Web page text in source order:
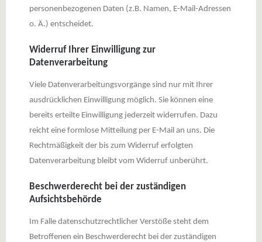
personenbezogenen Daten (z.B. Namen, E-Mail-Adressen
o. Ä.) entscheidet.
Widerruf Ihrer Einwilligung zur
Datenverarbeitung
Viele Datenverarbeitungsvorgänge sind nur mit Ihrer
ausdrücklichen Einwilligung möglich. Sie können eine
bereits erteilte Einwilligung jederzeit widerrufen. Dazu
reicht eine formlose Mitteilung per E-Mail an uns. Die
Rechtmäßigkeit der bis zum Widerruf erfolgten
Datenverarbeitung bleibt vom Widerruf unberührt.
Beschwerderecht bei der zuständigen
Aufsichtsbehörde
Im Falle datenschutzrechtlicher Verstöße steht dem
Betroffenen ein Beschwerderecht bei der zuständigen